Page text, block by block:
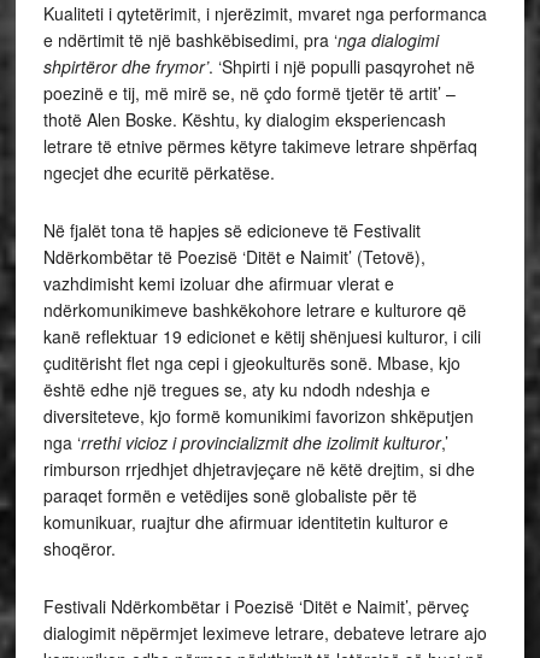
Kualiteti i qytetërimit, i njerëzimit, mvaret nga performanca
e ndërtimit të një bashkëbisedimi, pra ‘nga dialogimi
shpirtëror dhe frymor’. ‘Shpirti i një populli pasqyrohet në
poezinë e tij, më mirë se, në çdo formë tjetër të artit’ –
thotë Alen Boske. Kështu, ky dialogim eksperiencash
letrare të etnive përmes këtyre takimeve letrare shpërfaq
ngecjet dhe ecuritë përkatëse.
Në fjalët tona të hapjes së edicioneve të Festivalit
Ndërkombëtar të Poezisë ‘Ditët e Naimit’ (Tetovë),
vazhdimisht kemi izoluar dhe afirmuar vlerat e
ndërkomunikimeve bashkëkohore letrare e kulturore që
kanë reflektuar 19 edicionet e këtij shënjuesi kulturor, i cili
çuditërisht flet nga cepi i gjeokulturës sonë. Mbase, kjo
është edhe një tregues se, aty ku ndodh ndeshja e
diversiteteve, kjo formë komunikimi favorizon shkëputjen
nga ‘rrethi vicioz i provincializmit dhe izolimit kulturor,’
rimburson rrjedhjet dhjetravjeçare në këtë drejtim, si dhe
paraqet formën e vetëdijes sonë globaliste për të
komunikuar, ruajtur dhe afirmuar identitetin kulturor e
shoqëror.
Festivali Ndërkombëtar i Poezisë ‘Ditët e Naimit’, përveç
dialogimit nëpërmjet leximeve letrare, debateve letrare ajo